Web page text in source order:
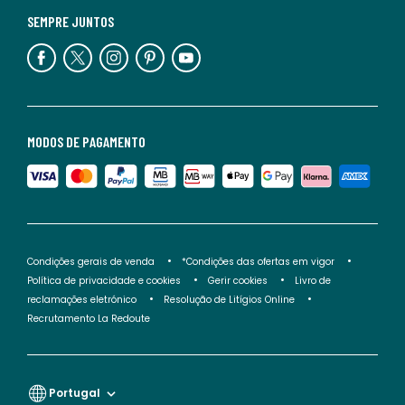
MODOS DE PAGAMENTO
SEMPRE JUNTOS
Condições gerais de venda
*Condições das ofertas em vigor
Política de privacidade e cookies
Gerir cookies
Livro de
reclamações eletrónico
Resolução de Litígios Online
Recrutamento La Redoute
Portugal